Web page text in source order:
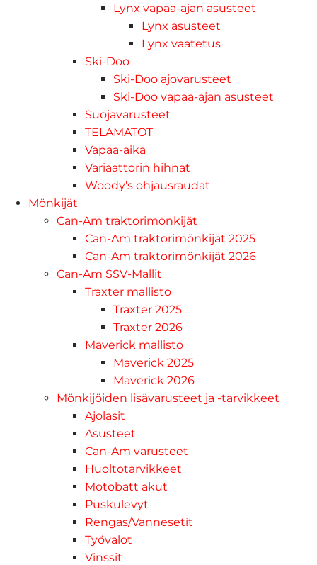
Lynx vapaa-ajan asusteet
Lynx asusteet
Lynx vaatetus
Ski-Doo
Ski-Doo ajovarusteet
Ski-Doo vapaa-ajan asusteet
Suojavarusteet
TELAMATOT
Vapaa-aika
Variaattorin hihnat
Woody's ohjausraudat
Mönkijät
Can-Am traktorimönkijät
Can-Am traktorimönkijät 2025
Can-Am traktorimönkijät 2026
Can-Am SSV-Mallit
Traxter mallisto
Traxter 2025
Traxter 2026
Maverick mallisto
Maverick 2025
Maverick 2026
Mönkijöiden lisävarusteet ja -tarvikkeet
Ajolasit
Asusteet
Can-Am varusteet
Huoltotarvikkeet
Motobatt akut
Puskulevyt
Rengas/Vannesetit
Työvalot
Vinssit